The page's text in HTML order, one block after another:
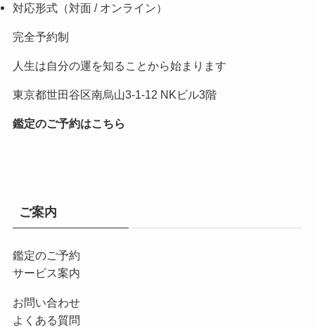
対応形式（対面 / オンライン）
完全予約制
人生は自分の運を知ることから始まります
東京都世田谷区南烏山3-1-12 NKビル3階
鑑定のご予約はこちら
ご案内
鑑定のご予約
サービス案内
お問い合わせ
よくある質問